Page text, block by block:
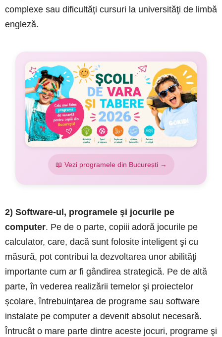
complexe sau dificultăţi cursuri la universităţi de limbă
engleză.
📖 Vezi programele din București →
2) Software-ul, programele şi jocurile pe
computer. Pe de o parte, copiii adoră jocurile pe
calculator, care, dacă sunt folosite inteligent şi cu
măsură, pot contribui la dezvoltarea unor abilităţi
importante cum ar fi gândirea strategică. Pe de altă
parte, în vederea realizării temelor şi proiectelor
şcolare, întrebuinţarea de programe sau software
instalate pe computer a devenit absolut necesară.
Întrucât o mare parte dintre aceste jocuri, programe şi